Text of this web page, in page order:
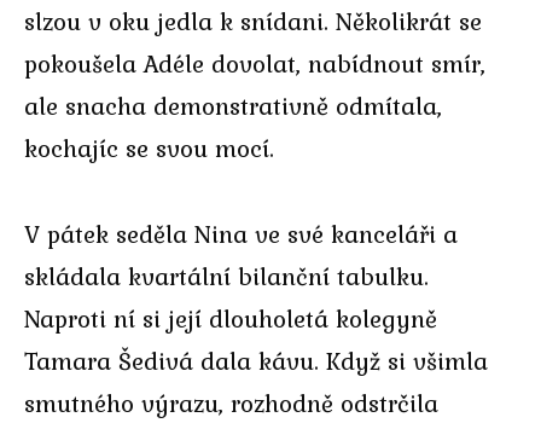
slzou v oku jedla k snídani. Několikrát se
pokoušela Adéle dovolat, nabídnout smír,
ale snacha demonstrativně odmítala,
kochajíc se svou mocí.
V pátek seděla Nina ve své kanceláři a
skládala kvartální bilanční tabulku.
Naproti ní si její dlouholetá kolegyně
Tamara Šedivá dala kávu. Když si všimla
smutného výrazu, rozhodně odstrčila